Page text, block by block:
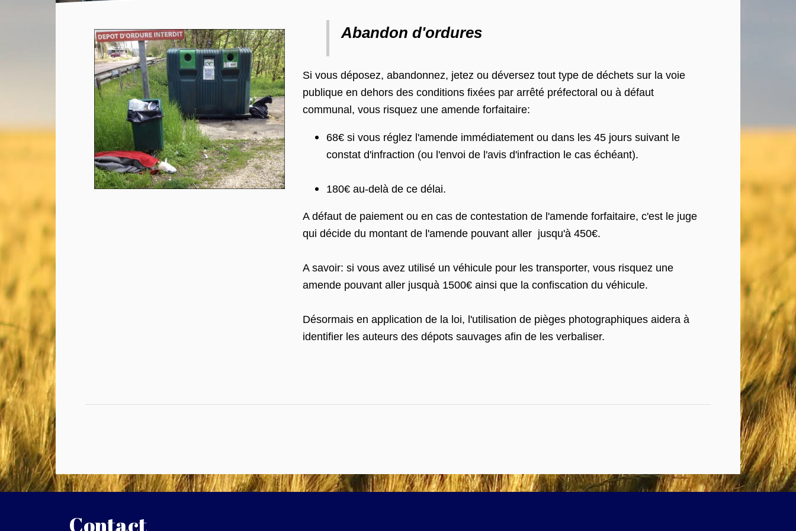
Abandon d'ordures
Si vous déposez, abandonnez, jetez ou déversez tout type de déchets sur la voie
publique en dehors des conditions fixées par arrêté préfectoral ou à défaut
communal, vous risquez une amende forfaitaire:
68€ si vous réglez l'amende immédiatement ou dans les 45 jours suivant le
constat d'infraction (ou l'envoi de l'avis d'infraction le cas échéant).
180€ au-delà de ce délai.
A défaut de paiement ou en cas de contestation de l'amende forfaitaire, c'est le juge
qui décide du montant de l'amende pouvant aller jusqu'à 450€.
A savoir: si vous avez utilisé un véhicule pour les transporter, vous risquez une
amende pouvant aller jusquà 1500€ ainsi que la confiscation du véhicule.
Désormais en application de la loi, l'utilisation de pièges photographiques aidera à
identifier les auteurs des dépots sauvages afin de les verbaliser.
Contact